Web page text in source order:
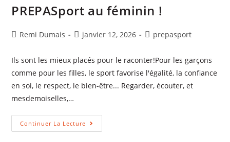
PREPASport au féminin !
Auteur/autrice
la
publication :
Remi Dumais
Publication
janvier 12, 2026
Postprepasport
Ils sont les mieux placés pour le raconter!Pour les garçons
comme pour les filles, le sport favorise l'égalité, la confiance
en soi, le respect, le bien-être... Regarder, écouter, et
mesdemoiselles,…
Continuer La Lecture PREPASport
Au